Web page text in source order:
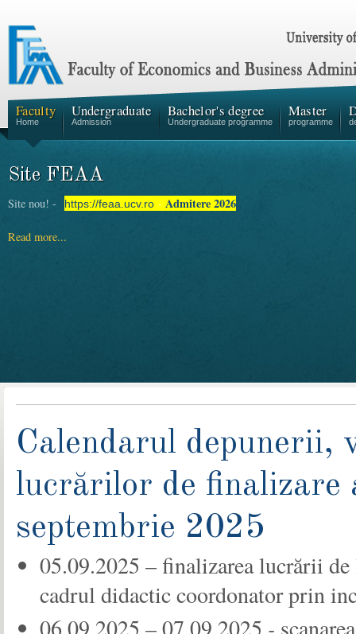
Faculty
Home
Undergraduate
Admission
Bachelor's degree
Undergraduate programme
Master
programme
Site FEAA
Site nou! - https://feaa.ucv.ro - Admitere 2026
Read more...
Calendarul
lucrărilor de finalizare
septembrie 2025
05.09.2025 – finalizarea lucrării
cadrul didactic coordonator prin
06.09.2025 – 07.09.2025 -